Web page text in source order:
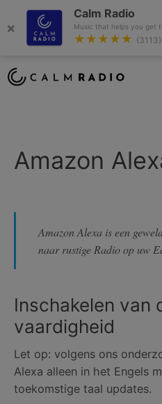
×
Calm Radio
Music that helps you get
★★★★★ (3113)
Amazon
Amazon Alexa is een
naar rustige Radio op uw
Inschakelen van
vaardigheid
Let op: volgens ons
Alexa alleen in het Engels
toekomstige taal updates.